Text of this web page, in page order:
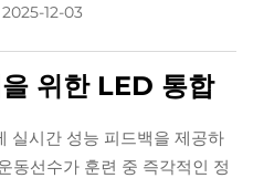
12-03
위한 LED 통합
실시간 성능 피드백을 제공하
동선수가 훈련 중 즉각적인 정